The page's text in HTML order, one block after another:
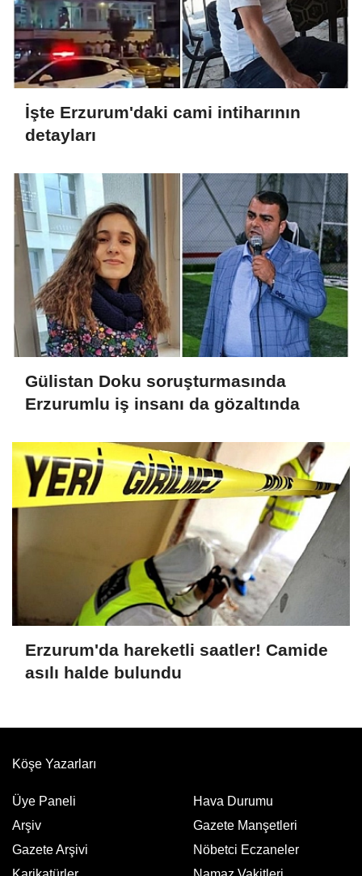
İşte Erzurum'daki cami intiharının
detayları
Gülistan Doku soruşturmasında
Erzurumlu iş insanı da gözaltında
Erzurum'da hareketli saatler! Camide
asılı halde bulundu
Köşe Yazarları
Üye Paneli
Arşiv
Gazete Arşivi
Hava Durumu
Gazete Manşetleri
Nöbetci Eczaneler